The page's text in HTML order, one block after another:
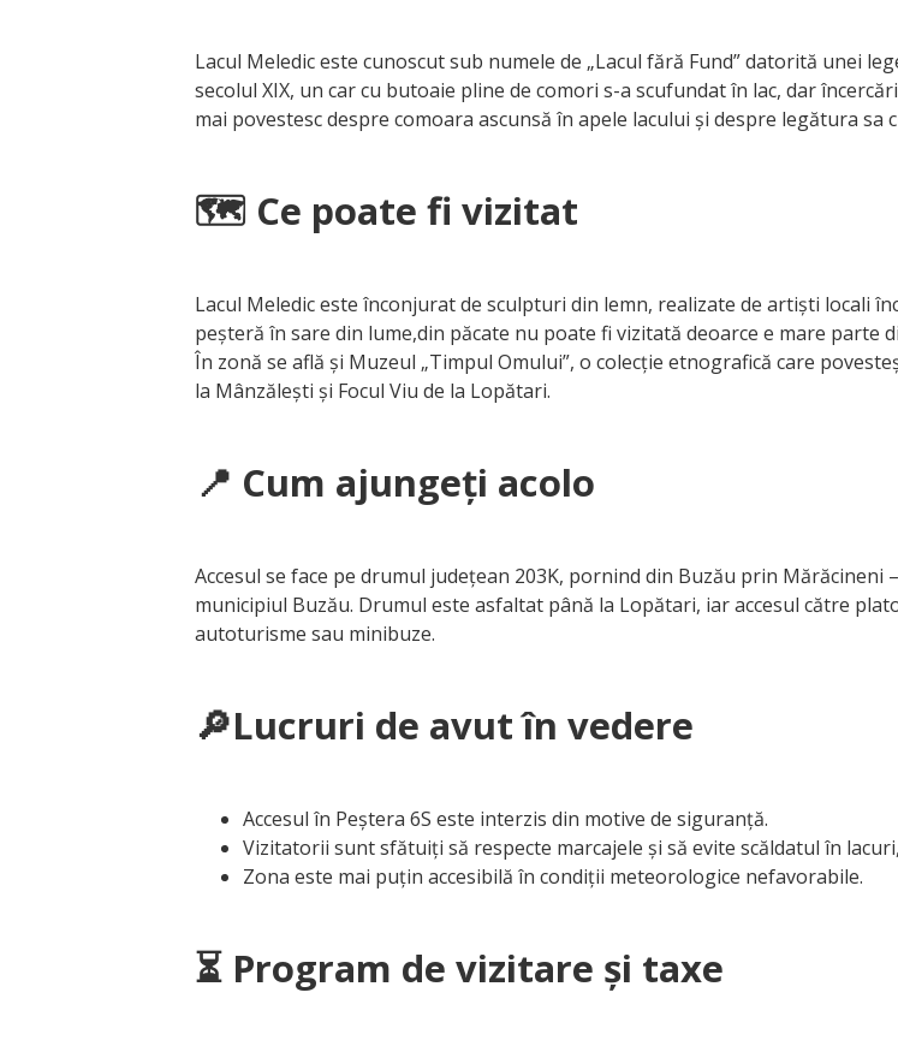
Lacul Meledic este cunoscut sub numele de „Lacul fără Fund” datorită unei
secolul XIX, un car cu butoaie pline de comori s-a scufundat în lac, dar
mai povestesc despre comoara ascunsă în apele lacului și despre legătura sa
🗺️ Ce poate fi vizitat
Lacul Meledic este înconjurat de sculpturi din lemn, realizate de artiști locali
peșteră în sare din lume,din păcate nu poate fi vizitată deoarce e mare parte
În zonă se află și Muzeul „Timpul Omului”, o colecție etnografică care
la Mânzălești și Focul Viu de la Lopătari.
📍 Cum ajungeți acolo
Accesul se face pe drumul județean 203K, pornind din Buzău prin Mărăcineni
municipiul Buzău. Drumul este asfaltat până la Lopătari, iar accesul către
autoturisme sau minibuze.
🔎Lucruri de avut în vedere
Accesul în Peștera 6S este interzis din motive de siguranță.
Vizitatorii sunt sfătuiți să respecte marcajele și să evite scăldatul în
Zona este mai puțin accesibilă în condiții meteorologice nefavorabile.
⏳ Program de vizitare și taxe